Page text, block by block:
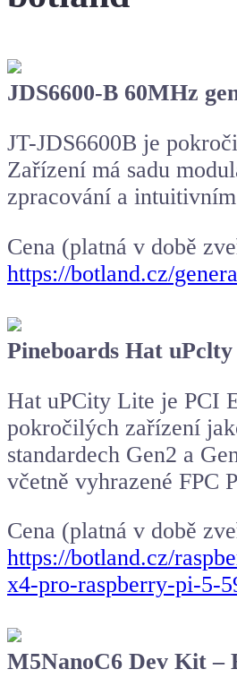
JDS6600-B 60MHz
JT-JDS6600B je
Zařízení má sadu
zpracování a
Cena (platná v době
https://botland.cz/
Pineboards Hat
Hat uPCity Lite je PCI
pokročilých zařízení
standardech Gen2 a
včetně vyhrazené FPC
Cena (platná v době
https://botland.cz/
x4-pro-raspberry-pi-5-
M5NanoC6 Dev Kit –